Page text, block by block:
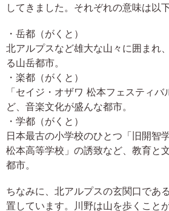
してきました。それぞれの意味は以
・岳都（がくと）
北アルプスなど雄大な山々に囲まれ
る山岳都市。
・楽都（がくと）
「セイジ・オザワ 松本フェスティ
ど、音楽文化が盛んな都市。
・学都（がくと）
日本最古の小学校のひとつ「旧開智
松本高等学校」の誘致など、教育と
都市。
ちなみに、北アルプスの玄関口であ
置しています。川野は山を歩くこと